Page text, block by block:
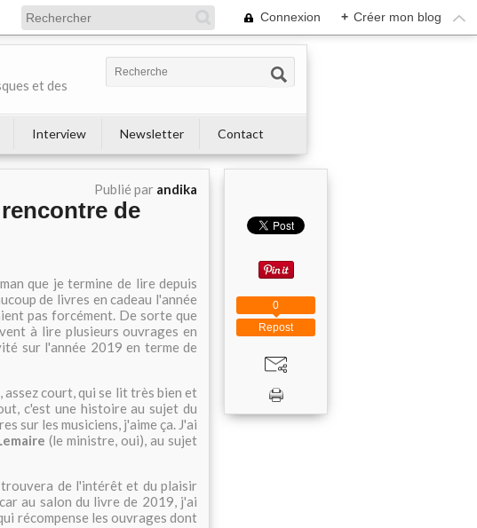
Connexion + Créer mon blog
et des
Interview Newsletter Contact
Publié par andika
de
que je termine de lire depuis
de livres en cadeau l'année
pas forcément. De sorte que
à lire plusieurs ouvrages en
sur l'année 2019 en terme de
court, qui se lit très bien et
c'est une histoire au sujet du
sur les musiciens, j'aime ça. J'ai
(le ministre, oui), au sujet
trouvera de l'intérêt et du plaisir
au salon du livre de 2019, j'ai
récompense les ouvrages dont
Repost
0